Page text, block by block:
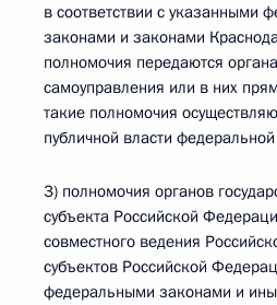
в соответствии с указанными
законами и законами
полномочия передаются
самоуправления или в них
такие полномочия
публичной власти
3) полномочия органов
субъекта Российской
совместного ведения
субъектов Российской
федеральными законами и